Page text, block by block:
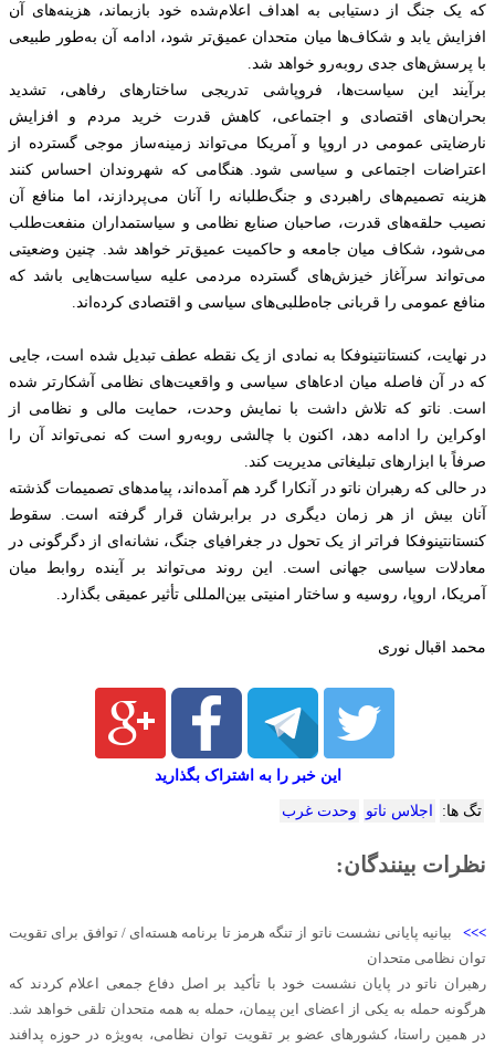
که یک جنگ از دستیابی به اهداف اعلام‌شده خود بازبماند، هزینه‌های آن
افزایش یابد و شکاف‌ها میان متحدان عمیق‌تر شود، ادامه آن به‌طور طبیعی
با پرسش‌های جدی روبه‌رو خواهد شد.
برآیند این سیاست‌ها، فروپاشی تدریجی ساختارهای رفاهی، تشدید
بحران‌های اقتصادی و اجتماعی، کاهش قدرت خرید مردم و افزایش
نارضایتی عمومی در اروپا و آمریکا می‌تواند زمینه‌ساز موجی گسترده از
اعتراضات اجتماعی و سیاسی شود. هنگامی که شهروندان احساس کنند
هزینه تصمیم‌های راهبردی و جنگ‌طلبانه را آنان می‌پردازند، اما منافع آن
نصیب حلقه‌های قدرت، صاحبان صنایع نظامی و سیاستمداران منفعت‌طلب
می‌شود، شکاف میان جامعه و حاکمیت عمیق‌تر خواهد شد. چنین وضعیتی
می‌تواند سرآغاز خیزش‌های گسترده مردمی علیه سیاست‌هایی باشد که
منافع عمومی را قربانی جاه‌طلبی‌های سیاسی و اقتصادی کرده‌اند.
در نهایت، کنستانتینوفکا به نمادی از یک نقطه عطف تبدیل شده است، جایی
که در آن فاصله میان ادعاهای سیاسی و واقعیت‌های نظامی آشکارتر شده
است. ناتو که تلاش داشت با نمایش وحدت، حمایت مالی و نظامی از
اوکراین را ادامه دهد، اکنون با چالشی روبه‌رو است که نمی‌تواند آن را
صرفاً با ابزارهای تبلیغاتی مدیریت کند.
در حالی که رهبران ناتو در آنکارا گرد هم آمده‌اند، پیامدهای تصمیمات گذشته
آنان بیش از هر زمان دیگری در برابرشان قرار گرفته است. سقوط
کنستانتینوفکا فراتر از یک تحول در جغرافیای جنگ، نشانه‌ای از دگرگونی در
معادلات سیاسی جهانی است. این روند می‌تواند بر آینده روابط میان
آمریکا، اروپا، روسیه و ساختار امنیتی بین‌المللی تأثیر عمیقی بگذارد.
محمد اقبال نوری
این خبر را به اشتراک بگذارید
تگ ها: اجلاس ناتو وحدت غرب
نظرات بینندگان:
>>> بیانیه پایانی نشست ناتو از تنگه هرمز تا برنامه هسته‌ای / توافق برای تقویت
توان نظامی متحدان
رهبران ناتو در پایان نشست خود با تأکید بر اصل دفاع جمعی اعلام کردند که
هرگونه حمله به یکی از اعضای این پیمان، حمله به همه متحدان تلقی خواهد شد.
در همین راستا، کشورهای عضو بر تقویت توان نظامی، به‌ویژه در حوزه پدافند